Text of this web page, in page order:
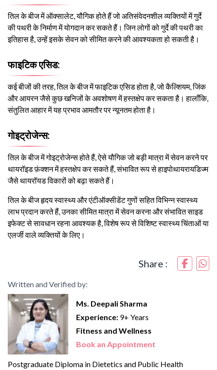
तिल के बीज में ऑक्सालेट, यौगिक होते हैं जो अतिसंवेदनशील व्यक्तियों में गुर्दे
की पथरी के निर्माण में योगदान कर सकते हैं। जिन लोगों को गुर्दे की पथरी का
इतिहास है, उन्हें इसके सेवन को सीमित करने की आवश्यकता हो सकती है।
फाइटिक एसिड:
कई बीजों की तरह, तिल के बीज में फाइटिक एसिड होता है, जो कैल्शियम, जिंक
और आयरन जैसे कुछ खनिजों के अवशोषण में हस्तक्षेप कर सकता है। हालाँकि,
संतुलित आहार में यह प्रभाव आमतौर पर न्यूनतम होता है।
गोइट्रोजेन्स:
तिल के बीज में गोइट्रोजेन्स होते हैं, ऐसे यौगिक जो बड़ी मात्रा में सेवन करने पर
थायरॉइड फ़ंक्शन में हस्तक्षेप कर सकते हैं, संभावित रूप से हाइपोथायरायडिज्म
जैसे थायरॉयड विकारों को बढ़ा सकते हैं।
तिल के बीज हृदय स्वास्थ्य और एंटीऑक्सीडेंट गुणों सहित विभिन्न स्वास्थ्य
लाभ प्रदान करते हैं, उनका सीमित मात्रा में सेवन करना और संभावित साइड
इफेक्ट से सावधान रहना आवश्यक है, विशेष रूप से विशिष्ट स्वास्थ्य चिंताओं या
एलर्जी वाले व्यक्तियों के लिए।
Share :
Written and Verified by:
Ms. Deepali Sharma
Experience: 9+ Years
Fitness and Wellness
Book an Appointment
Postgraduate Diploma in Dietetics and Public Health